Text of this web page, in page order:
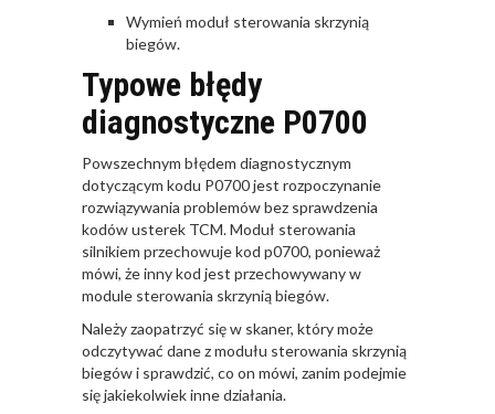
Wymień moduł sterowania skrzynią
biegów.
Typowe błędy
diagnostyczne P0700
Powszechnym błędem diagnostycznym
dotyczącym kodu P0700 jest rozpoczynanie
rozwiązywania problemów bez sprawdzenia
kodów usterek TCM. Moduł sterowania
silnikiem przechowuje kod p0700, ponieważ
mówi, że inny kod jest przechowywany w
module sterowania skrzynią biegów.
Należy zaopatrzyć się w skaner, który może
odczytywać dane z modułu sterowania skrzynią
biegów i sprawdzić, co on mówi, zanim podejmie
się jakiekolwiek inne działania.